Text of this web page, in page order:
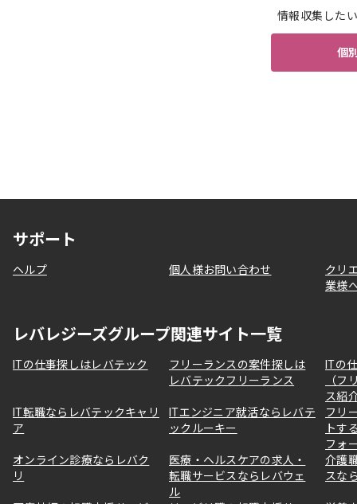
情報収集した
個
サポート
ヘルプ 個人様お問い合わせ
クリ
業様
レバレジーズグループ関連サイト一覧
ITの仕事探しはレバテック
フリーランスの案件探しは
レバテックフリーランス
ITの
（フ
ス紹
IT転職ならレバテックキャリ
ア
ITエンジニア就活ならレバテ
ックルーキー
フリ
トす
フォ
オンライン診療ならレバク
リ
医療・ヘルスケアの求人・
転職サービスならレバウェ
ル
介護
スな